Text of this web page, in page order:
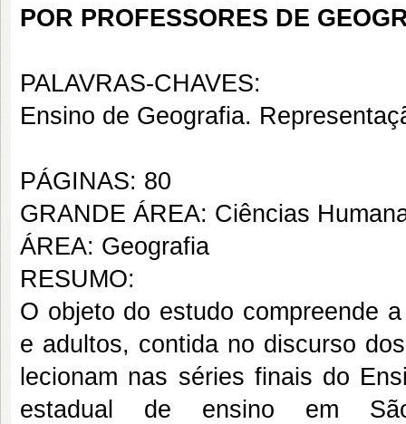
POR PROFESSORES DE
PALAVRAS-CHAVES:
Ensino de Geografia.
PÁGINAS: 80
GRANDE ÁREA: Ciências
ÁREA: Geografia
RESUMO:
O objeto do estudo compreende
e adultos, contida no discurso
lecionam nas séries finais do
estadual de ensino em